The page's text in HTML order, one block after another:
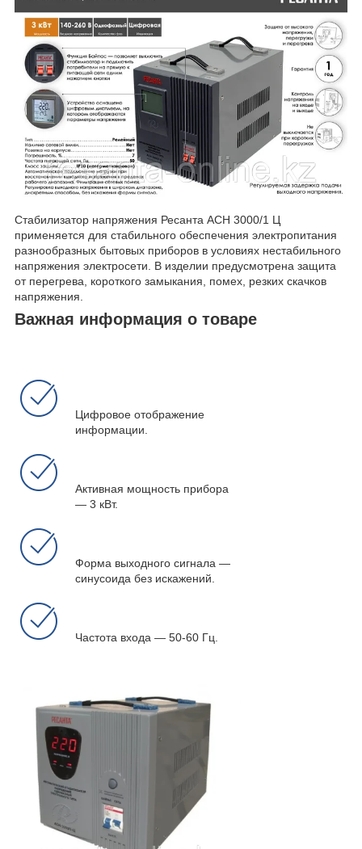
Стабилизатор напряжения Ресанта АСН 3000/1 Ц
применяется для стабильного обеспечения электропитания
разнообразных бытовых приборов в условиях нестабильного
напряжения электросети. В изделии предусмотрена защита
от перегрева, короткого замыкания, помех, резких скачков
напряжения.
Важная информация о товаре
Цифровое отображение
информации.
Активная мощность прибора
― 3 кВт.
Форма выходного сигнала ―
синусоида без искажений.
Частота входа ― 50-60 Гц.